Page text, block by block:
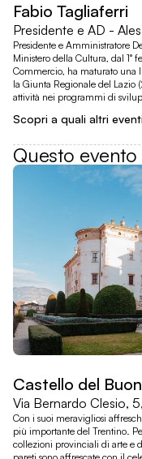
Fabio Tagliaferri
Presidente e AD - Ales
Presidente e Amministratore
Ministero della Cultura, dal
Commercio, ha maturato una
la Giunta Regionale del
attività nei programmi di
Scopri a quali altri
Questo
Castello del
Via Bernardo Clesio,
Con i suoi meravigliosi
più importante del Trentino.
collezioni provinciali di arte e